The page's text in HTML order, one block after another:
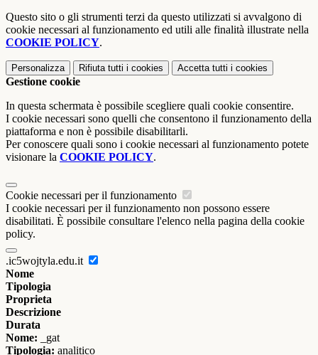
Questo sito o gli strumenti terzi da questo utilizzati si avvalgono di
cookie necessari al funzionamento ed utili alle finalità illustrate nella
COOKIE POLICY.
Personalizza Rifiuta tutti i cookies Accetta tutti i cookies
Gestione cookie
In questa schermata è possibile scegliere quali cookie consentire.
I cookie necessari sono quelli che consentono il funzionamento della
piattaforma e non è possibile disabilitarli.
Per conoscere quali sono i cookie necessari al funzionamento potete
visionare la COOKIE POLICY.
Cookie necessari per il funzionamento
I cookie necessari per il funzionamento non possono essere
disabilitati. È possibile consultare l'elenco nella pagina della cookie
policy.
.ic5wojtyla.edu.it
Nome
Tipologia
Proprieta
Descrizione
Durata
Nome: _gat
Tipologia: analitico